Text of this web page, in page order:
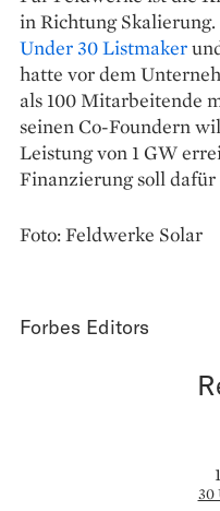
in Richtung
Under 30 Listmaker
hatte vor dem
als 100 Mitarbeitende
seinen Co-Foundern
Leistung von 1 GW
Finanzierung soll
Foto: Feldwerke Solar
Forbes Editors
30